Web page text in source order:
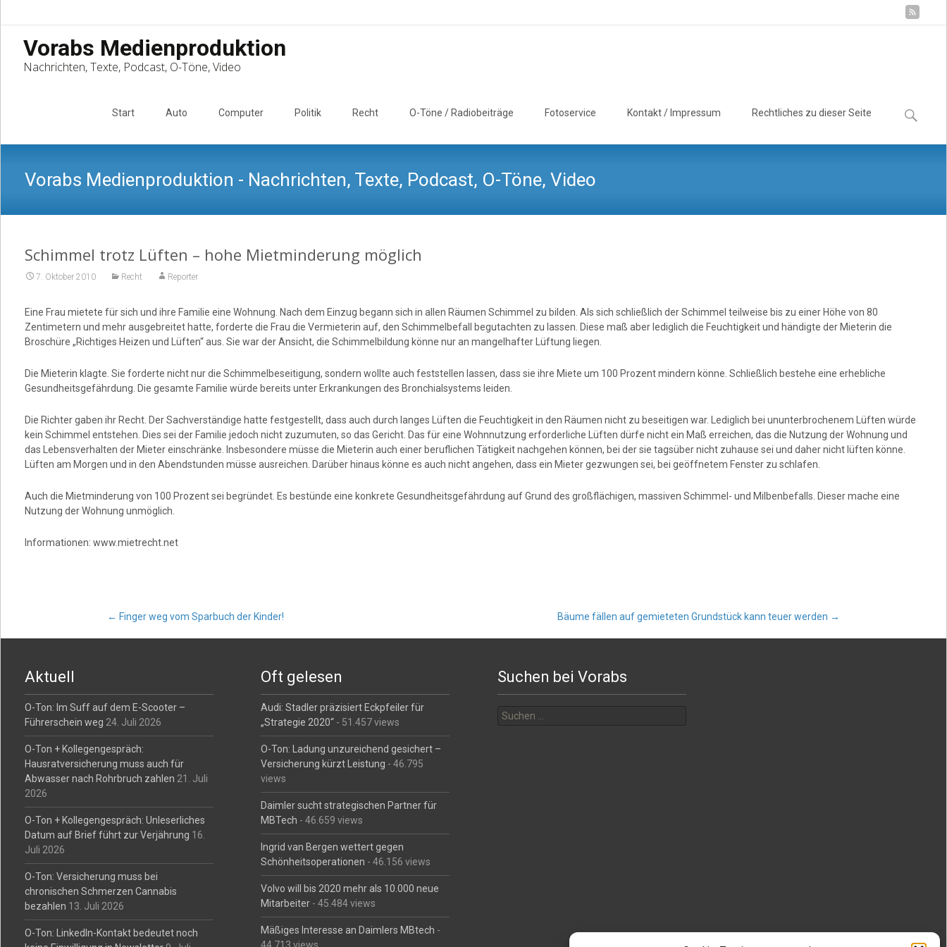
Vorabs Medienproduktion
Nachrichten, Texte, Podcast, O-Töne, Video
Start Auto Computer Politik Recht O-Töne / Radiobeiträge Fotoservice Kontakt / Impressum Rechtliches zu dieser Seite
Suchen
nach:
Vorabs Medienproduktion - Nachrichten, Texte, Podcast, O-Töne, Video
Schimmel trotz Lüften – hohe Mietminderung möglich
7. Oktober 2010 Recht Reporter
Eine Frau mietete für sich und ihre Familie eine Wohnung. Nach dem Einzug begann sich in allen Räumen Schimmel zu bilden. Als sich schließlich der Schimmel teilweise bis zu einer Höhe von 80
Zentimetern und mehr ausgebreitet hatte, forderte die Frau die Vermieterin auf, den Schimmelbefall begutachten zu lassen. Diese maß aber lediglich die Feuchtigkeit und händigte der Mieterin die
Broschüre „Richtiges Heizen und Lüften“ aus. Sie war der Ansicht, die Schimmelbildung könne nur an mangelhafter Lüftung liegen.
Die Mieterin klagte. Sie forderte nicht nur die Schimmelbeseitigung, sondern wollte auch feststellen lassen, dass sie ihre Miete um 100 Prozent mindern könne. Schließlich bestehe eine erhebliche
Gesundheitsgefährdung. Die gesamte Familie würde bereits unter Erkrankungen des Bronchialsystems leiden.
Die Richter gaben ihr Recht. Der Sachverständige hatte festgestellt, dass auch durch langes Lüften die Feuchtigkeit in den Räumen nicht zu beseitigen war. Lediglich bei ununterbrochenem Lüften würde
kein Schimmel entstehen. Dies sei der Familie jedoch nicht zuzumuten, so das Gericht. Das für eine Wohnnutzung erforderliche Lüften dürfe nicht ein Maß erreichen, das die Nutzung der Wohnung und
das Lebensverhalten der Mieter einschränke. Insbesondere müsse die Mieterin auch einer beruflichen Tätigkeit nachgehen können, bei der sie tagsüber nicht zuhause sei und daher nicht lüften könne.
Lüften am Morgen und in den Abendstunden müsse ausreichen. Darüber hinaus könne es auch nicht angehen, dass ein Mieter gezwungen sei, bei geöffnetem Fenster zu schlafen.
Auch die Mietminderung von 100 Prozent sei begründet. Es bestünde eine konkrete Gesundheitsgefährdung auf Grund des großflächigen, massiven Schimmel- und Milbenbefalls. Dieser mache eine
Nutzung der Wohnung unmöglich.
Informationen: www.mietrecht.net
Post
navigation
← Finger weg vom Sparbuch der Kinder! Bäume fällen auf gemieteten Grundstück kann teuer werden →
Aktuell
O-Ton: Im Suff auf dem E-Scooter –
Führerschein weg 24. Juli 2026
O-Ton + Kollegengespräch:
Hausratversicherung muss auch für
Abwasser nach Rohrbruch zahlen 21. Juli
2026
O-Ton + Kollegengespräch: Unleserliches
Datum auf Brief führt zur Verjährung 16.
Juli 2026
O-Ton: Versicherung muss bei
chronischen Schmerzen Cannabis
bezahlen 13. Juli 2026
O-Ton: LinkedIn-Kontakt bedeutet noch
Oft gelesen
Audi: Stadler präzisiert Eckpfeiler für
„Strategie 2020“ - 51.457 views
O-Ton: Ladung unzureichend gesichert –
Versicherung kürzt Leistung - 46.795
views
Daimler sucht strategischen Partner für
MBTech - 46.659 views
Ingrid van Bergen wettert gegen
Schönheitsoperationen - 46.156 views
Volvo will bis 2020 mehr als 10.000 neue
Mitarbeiter - 45.484 views
Mäßiges Interesse an Daimlers MBtech -
Suchen bei Vorabs
nach: